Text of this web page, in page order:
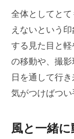
全体としてと
えないという
する見た目と
の移動や、撮
日を通して行
気がつけばつい
風と一緒